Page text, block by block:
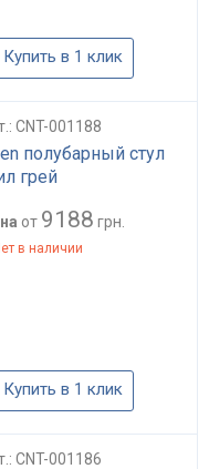
Купить в 1 клик
CNT-001188
полубарный стул
грей
от 9188 грн.
в наличии
Купить в 1 клик
CNT-001186